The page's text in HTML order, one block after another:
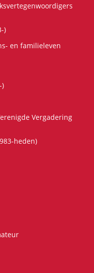
)
en familieleven
)
Vergadering
heden)